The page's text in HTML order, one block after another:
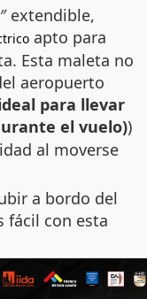
extendible,
apto para
Esta maleta no
aeropuerto
para llevar
el vuelo))
al moverse
a bordo del
fácil con esta